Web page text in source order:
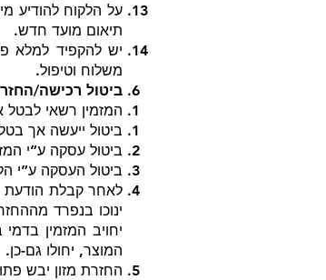
על הלקוח להודיע
תיאום מועד חדש.
יש להקפיד למלא
משלוח וטיפול.
ביטול רכישה/
המזמין רשאי
ביטול ייעשה אך בטלפון
ביטול עסקה ע”י המזמין
ביטול העסקה ע”י הלקוח
לאחר קבלת הודעת
יחויב המזמין
המוצר, יחולו גם-כן.
החזרת מזון יבש פתוח